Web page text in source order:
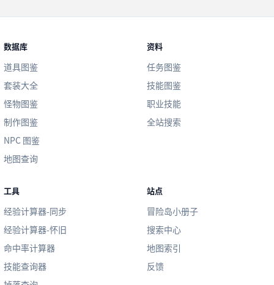
数据库
道具图鉴
套装大全
怪物图鉴
制作图鉴
NPC 图鉴
地图查询
资料
任务图鉴
技能图鉴
职业技能
全站搜索
工具
经验计算器-同步
经验计算器-怀旧
命中率计算器
技能查询器
站点
冒险岛小册子
搜索中心
地图索引
反馈